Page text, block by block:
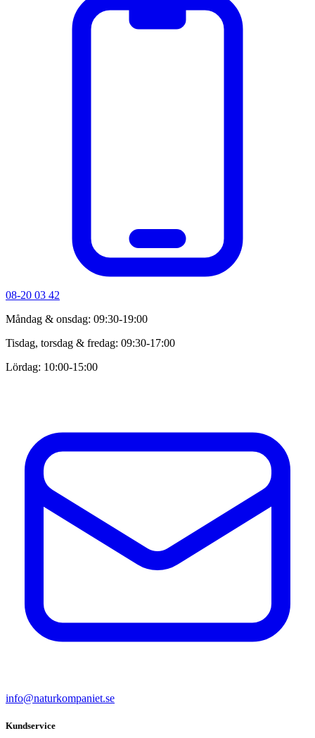
08-20 03 42
Måndag & onsdag: 09:30-19:00
Tisdag, torsdag & fredag: 09:30-17:00
Lördag: 10:00-15:00
info@naturkompaniet.se
Kundservice